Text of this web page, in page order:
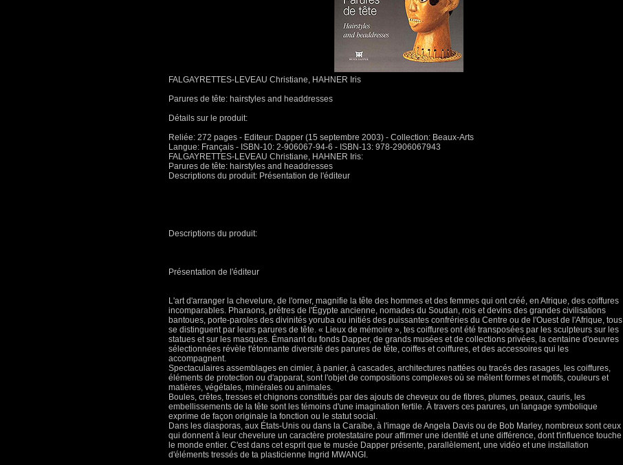
FALGAYRETTES-LEVEAU Christiane, HAHNER Iris
Parures de tête: hairstyles and headdresses
Détails sur le produit:
Reliée: 272 pages - Editeur: Dapper (15 septembre 2003) - Collection: Beaux-Arts
Langue: Français - ISBN-10: 2-906067-94-6 - ISBN-13: 978-2906067943
FALGAYRETTES-LEVEAU Christiane, HAHNER Iris:
Parures de tête: hairstyles and headdresses
Descriptions du produit: Présentation de l'éditeur
Descriptions du produit:
Présentation de l'éditeur
L'art d'arranger la chevelure, de l'orner, magnifie la tête des hommes et des femmes qui ont créé, en Afrique, des coiffures
incomparables. Pharaons, prêtres de l'Égypte ancienne, nomades du Soudan, rois et devins des grandes civilisations
bantoues, porte-paroles des divinités yoruba ou initiés des puissantes confréries du Centre ou de l'Ouest de l'Afrique, tous
se distinguent par leurs parures de tête. « Lieux de mémoire », tes coiffures ont été transposées par les sculpteurs sur les
statues et sur les masques. Émanant du fonds Dapper, de grands musées et de collections privées, la centaine d'oeuvres
sélectionnées révèle t'étonnante diversité des parures de tête, coiffes et coiffures, et des accessoires qui les
accompagnent.
Spectaculaires assemblages en cimier, à panier, à cascades, architectures nattées ou tracés des rasages, les coiffures,
éléments de protection ou d'apparat, sont l'objet de compositions complexes où se mêlent formes et motifs, couleurs et
matières, végétales, minérales ou animales.
Boules, crêtes, tresses et chignons constitués par des ajouts de cheveux ou de fibres, plumes, peaux, cauris, les
embellissements de la tête sont les témoins d'une imagination fertile. À travers ces parures, un langage symbolique
exprime de façon originale la fonction ou le statut social.
Dans les diasporas, aux États-Unis ou dans la Caraïbe, à l'image de Angela Davis ou de Bob Marley, nombreux sont ceux
qui donnent à leur chevelure un caractère protestataire pour affirmer une identité et une différence, dont t'influence touche
le monde entier. C'est dans cet esprit que te musée Dapper présente, parallèlement, une vidéo et une installation
d'éléments tressés de ta plasticienne Ingrid MWANGI.